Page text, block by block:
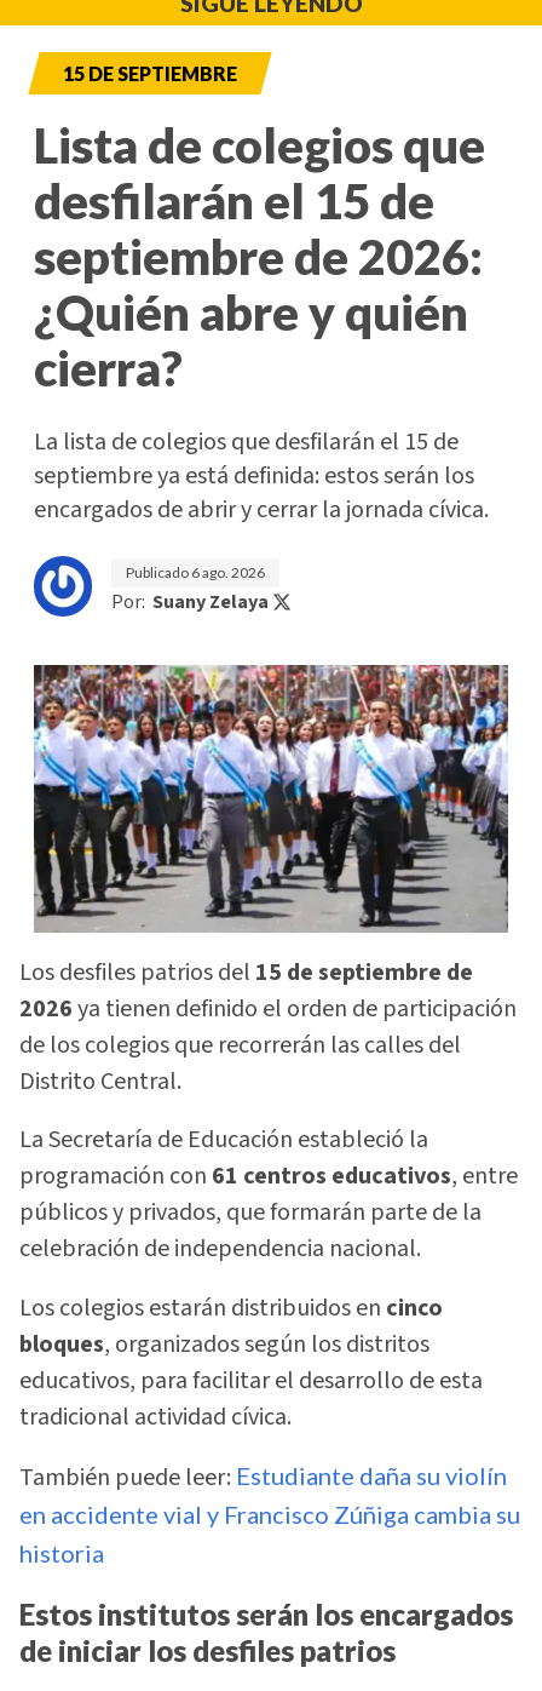
15 DE SEPTIEMBRE
Lista de colegios que
desfilarán el 15 de
septiembre de 2026:
¿Quién abre y quién
cierra?
La lista de colegios que desfilarán el 15 de
septiembre ya está definida: estos serán los
encargados de abrir y cerrar la jornada cívica.
Publicado 6 ago. 2026
Por: Suany Zelaya
Los desfiles patrios del 15 de septiembre de
2026ya tienen definido el orden de participación
de los colegios que recorrerán las calles del
Distrito Central.
La Secretaría de Educación estableció la
programación con 61 centros educativos, entre
públicos y privados, que formarán parte de la
celebración de independencia nacional.
Los colegios estarán distribuidos en cinco
bloques, organizados según los distritos
educativos, para facilitar el desarrollo de esta
tradicional actividad cívica.
También puede leer: Estudiante daña su violín
en accidente vial y Francisco Zúñiga cambia su
historia
Estos institutos serán los encargados
de iniciar los desfiles patrios